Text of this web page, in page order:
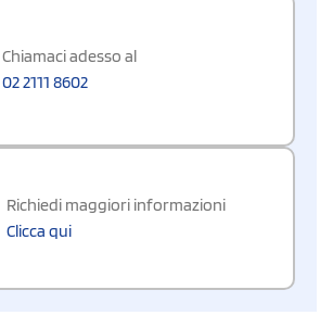
Chiamaci adesso al
02 2111 8602
Richiedi maggiori informazioni
Clicca qui